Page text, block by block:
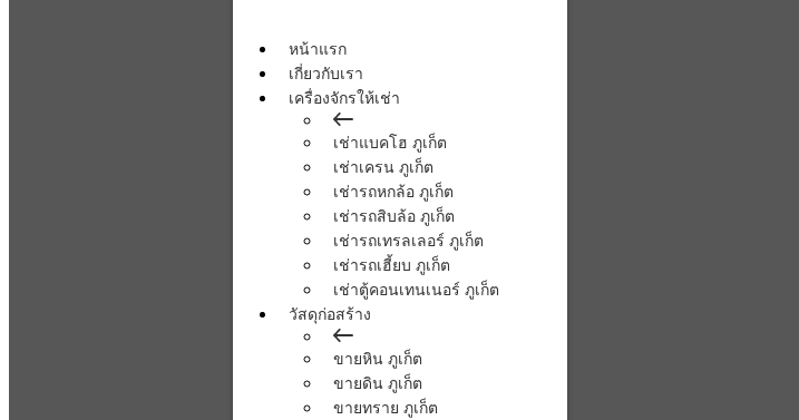
หน้าแรก
เกี่ยวกับเรา
เครื่องจักรให้เช่า
เช่าแบคโฮ ภูเก็ต
เช่าเครน ภูเก็ต
เช่ารถหกล้อ ภูเก็ต
เช่ารถสิบล้อ ภูเก็ต
เช่ารถเทรลเลอร์ ภูเก็ต
เช่ารถเฮี้ยบ ภูเก็ต
เช่าตู้คอนเทนเนอร์ ภูเก็ต
วัสดุก่อสร้าง
ขายหิน ภูเก็ต
ขายดิน ภูเก็ต
ขายทราย ภูเก็ต